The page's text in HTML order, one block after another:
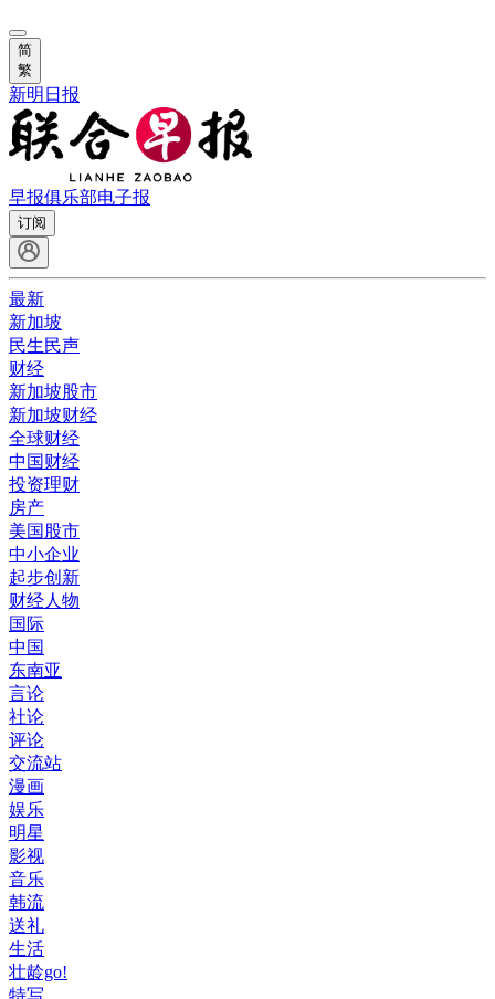
简
繁
新明日报
早报俱乐部电子报
订阅
最新
新加坡
民生民声
财经
新加坡股市
新加坡财经
全球财经
中国财经
投资理财
房产
美国股市
中小企业
起步创新
财经人物
国际
中国
东南亚
言论
社论
评论
交流站
漫画
娱乐
明星
影视
音乐
韩流
送礼
生活
壮龄go!
特写